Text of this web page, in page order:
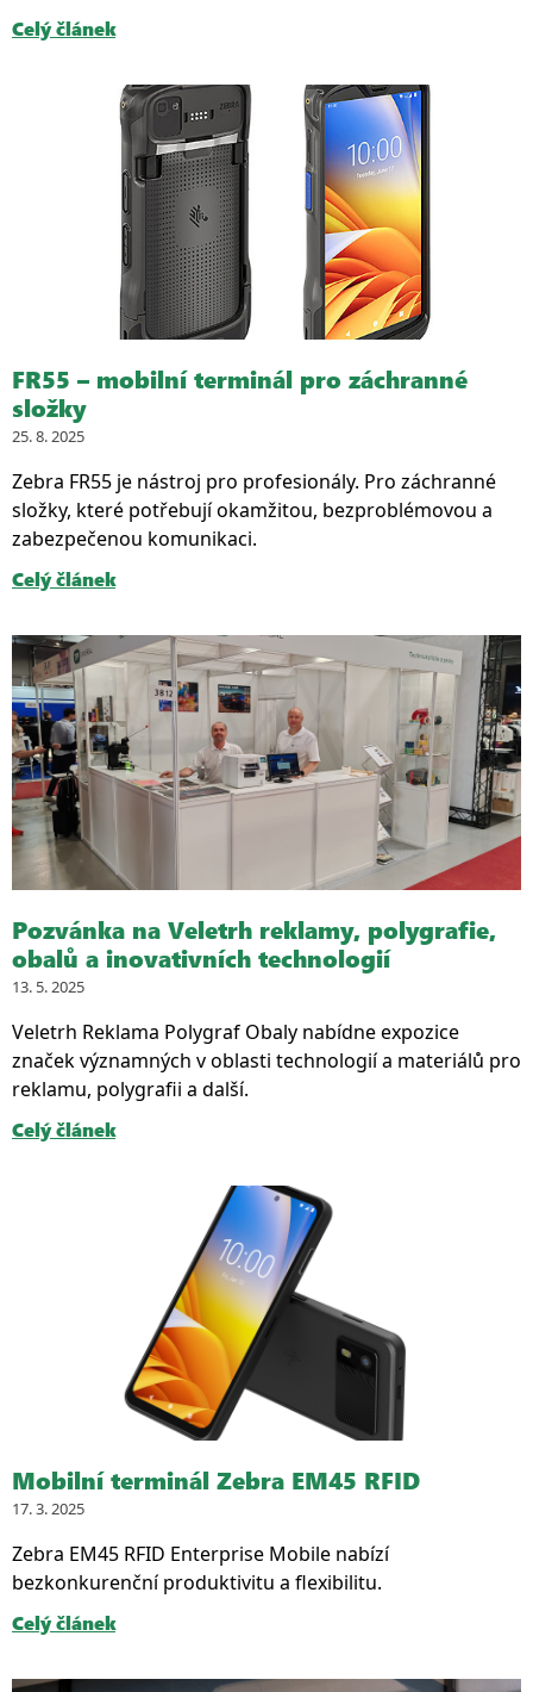
Celý článek
FR55 – mobilní terminál pro záchranné
složky
25. 8. 2025
Zebra FR55 je nástroj pro profesionály. Pro záchranné
složky, které potřebují okamžitou, bezproblémovou a
zabezpečenou komunikaci.
Celý článek
Pozvánka na Veletrh reklamy, polygrafie,
obalů a inovativních technologií
13. 5. 2025
Veletrh Reklama Polygraf Obaly nabídne expozice
značek významných v oblasti technologií a materiálů pro
reklamu, polygrafii a další.
Celý článek
Mobilní terminál Zebra EM45 RFID
17. 3. 2025
Zebra EM45 RFID Enterprise Mobile nabízí
bezkonkurenční produktivitu a flexibilitu.
Celý článek